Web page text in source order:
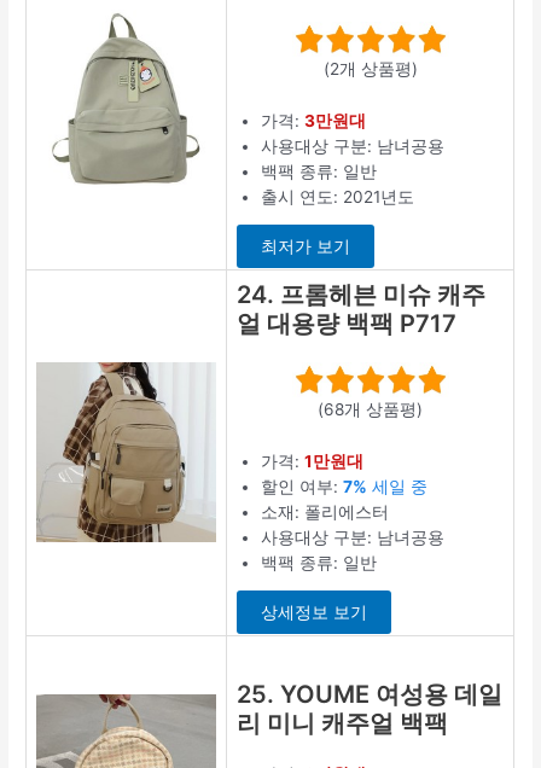
(2개 상품평)
가격:3만원대
사용대상 구분: 남녀공용
백팩 종류: 일반
출시 연도: 2021년도
최저가 보기
24. 프롬헤븐 미슈 캐주
얼 대용량 백팩 P717
(68개 상품평)
가격:1만원대
할인 여부:7% 세일 중
소재: 폴리에스터
사용대상 구분: 남녀공용
백팩 종류: 일반
상세정보 보기
25. YOUME 여성용 데일
리 미니 캐주얼 백팩